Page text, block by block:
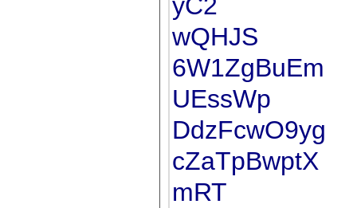
wQHJS
6W1ZgBuEm
UEssWp
DdzFcwO9yg
cZaTpBwptX
mRT